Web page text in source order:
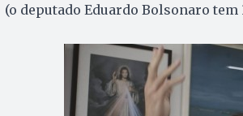
(o deputado Eduardo Bolsonaro tem